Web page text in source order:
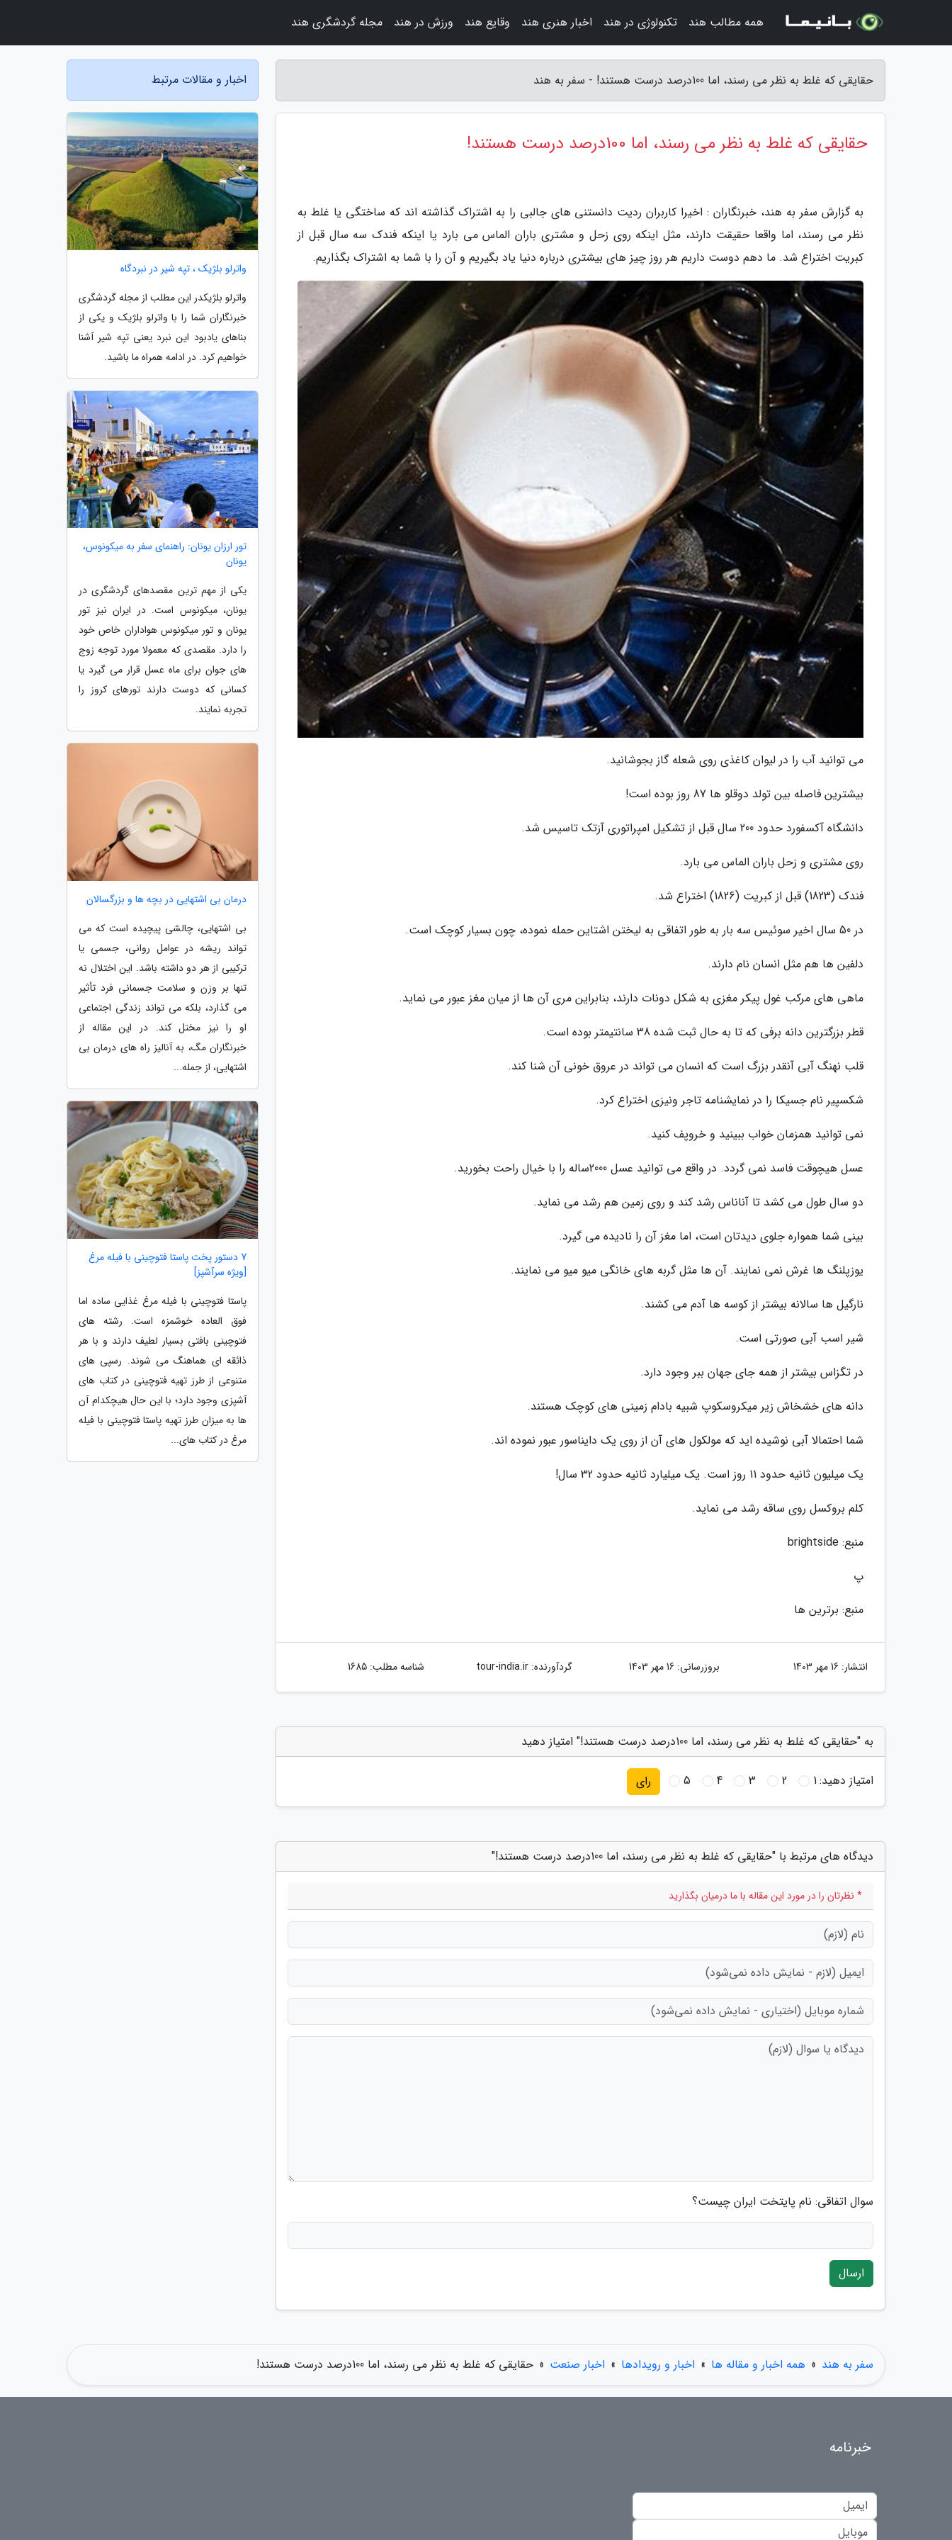
حقایقی که غلط به نظر می رسند، اما 100درصد درست هستند! - سفر به هند
حقایقی که غلط به نظر می رسند، اما 100درصد درست هستند!
به گزارش سفر به هند، خبرنگاران : اخیرا کاربران ردیت دانستنی های جالبی را به اشتراک گذاشته اند که ساختگی یا غلط به
نظر می رسند، اما واقعا حقیقت دارند، مثل اینکه روی زحل و مشتری باران الماس می بارد یا اینکه فندک سه سال قبل از
کبریت اختراع شد. ما دهم دوست داریم هر روز چیز های بیشتری درباره دنیا یاد بگیریم و آن را با شما به اشتراک بگذاریم.
می توانید آب را در لیوان کاغذی روی شعله گاز بجوشانید.
بیشترین فاصله بین تولد دوقلو ها 87 روز بوده است!
دانشگاه آکسفورد حدود 200 سال قبل از تشکیل امپراتوری آزتک تاسیس شد.
روی مشتری و زحل باران الماس می بارد.
فندک (1823) قبل از کبریت (1826) اختراع شد.
در 50 سال اخیر سوئیس سه بار به طور اتفاقی به لیختن اشتاین حمله نموده، چون بسیار کوچک است.
دلفین ها هم مثل انسان نام دارند.
ماهی های مرکب غول پیکر مغزی به شکل دونات دارند، بنابراین مری آن ها از میان مغز عبور می نماید.
قطر بزرگترین دانه برفی که تا به حال ثبت شده 38 سانتیمتر بوده است.
قلب نهنگ آبی آنقدر بزرگ است که انسان می تواند در عروق خونی آن شنا کند.
شکسپیر نام جسیکا را در نمایشنامه تاجر ونیزی اختراع کرد.
نمی توانید همزمان خواب ببینید و خروپف کنید.
عسل هیچوقت فاسد نمی گردد. در واقع می توانید عسل 2000ساله را با خیال راحت بخورید.
دو سال طول می کشد تا آناناس رشد کند و روی زمین هم رشد می نماید.
بینی شما همواره جلوی دیدتان است، اما مغز آن را نادیده می گیرد.
یوزپلنگ ها غرش نمی نمایند. آن ها مثل گربه های خانگی میو میو می نمایند.
نارگیل ها سالانه بیشتر از کوسه ها آدم می کشند.
شیر اسب آبی صورتی است.
در تگزاس بیشتر از همه جای جهان ببر وجود دارد.
دانه های خشخاش زیر میکروسکوپ شبیه بادام زمینی های کوچک هستند.
شما احتمالا آبی نوشیده اید که مولکول های آن از روی یک دایناسور عبور نموده اند.
یک میلیون ثانیه حدود 11 روز است. یک میلیارد ثانیه حدود 32 سال!
کلم بروکسل روی ساقه رشد می نماید.
منبع: brightside
پ
منبع: برترین ها
انتشار: 16 مهر 1403 بروزرسانی: 16 مهر 1403 گردآورنده:tour-india.ir شناسه مطلب: 1685
به "حقایقی که غلط به نظر می رسند، اما 100درصد درست هستند!" امتیاز دهید
امتیاز دهید:1
2
3
4
5 رای
دیدگاه های مرتبط با "حقایقی که غلط به نظر می رسند، اما 100درصد درست هستند!"
* نظرتان را در مورد این مقاله با ما درمیان بگذارید
سوال اتفاقی: نام پایتخت ایران چیست؟
ارسال
اخبار و مقالات مرتبط
واترلو بلژیک ، تپه شیر در نبردگاه
واترلو بلژیکدر این مطلب از مجله گردشگری
خبرنگاران شما را با واترلو بلژیک و یکی از
بناهای یادبود این نبرد یعنی تپه شیر آشنا
خواهیم کرد. در ادامه همراه ما باشید.
تور ارزان یونان: راهنمای سفر به میکونوس،
یونان
یکی از مهم ترین مقصدهای گردشگری در
یونان، میکونوس است. در ایران نیز تور
یونان و تور میکونوس هواداران خاص خود
را دارد. مقصدی که معمولا مورد توجه زوج
های جوان برای ماه عسل قرار می گیرد یا
کسانی که دوست دارند تورهای کروز را
تجربه نمایند.
درمان بی اشتهایی در بچه ها و بزرگسالان
بی اشتهایی، چالشی پیچیده است که می
تواند ریشه در عوامل روانی، جسمی یا
ترکیبی از هر دو داشته باشد. این اختلال نه
تنها بر وزن و سلامت جسمانی فرد تأثیر
می گذارد، بلکه می تواند زندگی اجتماعی
او را نیز مختل کند. در این مقاله از
خبرنگاران مگ، به آنالیز راه های درمان بی
اشتهایی، از جمله...
7 دستور پخت پاستا فتوچینی با فیله مرغ
[ویژه سرآشپز]
پاستا فتوچینی با فیله مرغ غذایی ساده اما
فوق العاده خوشمزه است. رشته های
فتوچینی بافتی بسیار لطیف دارند و با هر
ذائقه ای هماهنگ می شوند. رسپی های
متنوعی از طرز تهیه فتوچینی در کتاب های
آشپزی وجود دارد؛ با این حال هیچکدام آن
ها به میزان طرز تهیه پاستا فتوچینی با فیله
مرغ در کتاب های...
سفر به هند » همه اخبار و مقاله ها » اخبار و رویدادها » اخبار صنعت » حقایقی که غلط به نظر می رسند، اما 100درصد درست هستند!
همه مطالب هند تکنولوژی در هند اخبار هنری هند وقایع هند ورزش در هند مجله گردشگری هند
خبرنامه